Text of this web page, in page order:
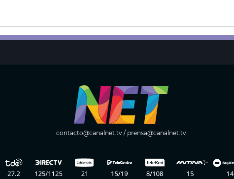
contacto@canalnet.tv/ prensa@canalnet.tv